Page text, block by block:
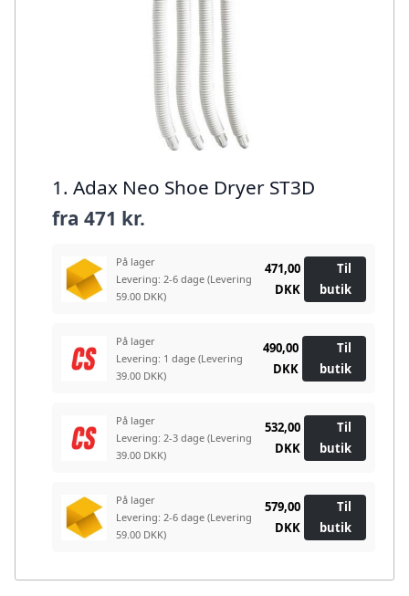
1. Adax Neo Shoe Dryer ST3D
fra 471 kr.
På lager
Levering: 2-6 dage (Levering
59.00 DKK)
471,00
DKK
Til
butik
På lager
Levering: 1 dage (Levering
39.00 DKK)
490,00
DKK
Til
butik
På lager
Levering: 2-3 dage (Levering
39.00 DKK)
532,00
DKK
Til
butik
På lager
Levering: 2-6 dage (Levering
59.00 DKK)
579,00
DKK
Til
butik